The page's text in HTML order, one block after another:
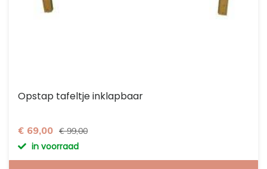
Opstap tafeltje inklapbaar
€ 69,00 € 99,00
in voorraad